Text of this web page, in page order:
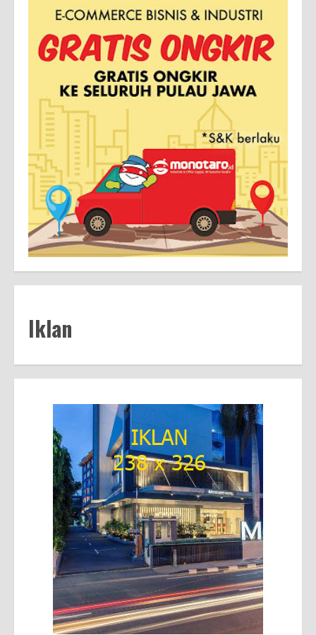
Iklan